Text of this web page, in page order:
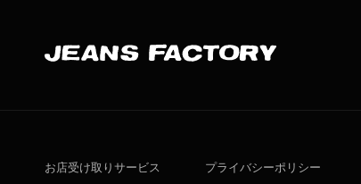
お店受け取りサービス
プライバシーポリシー